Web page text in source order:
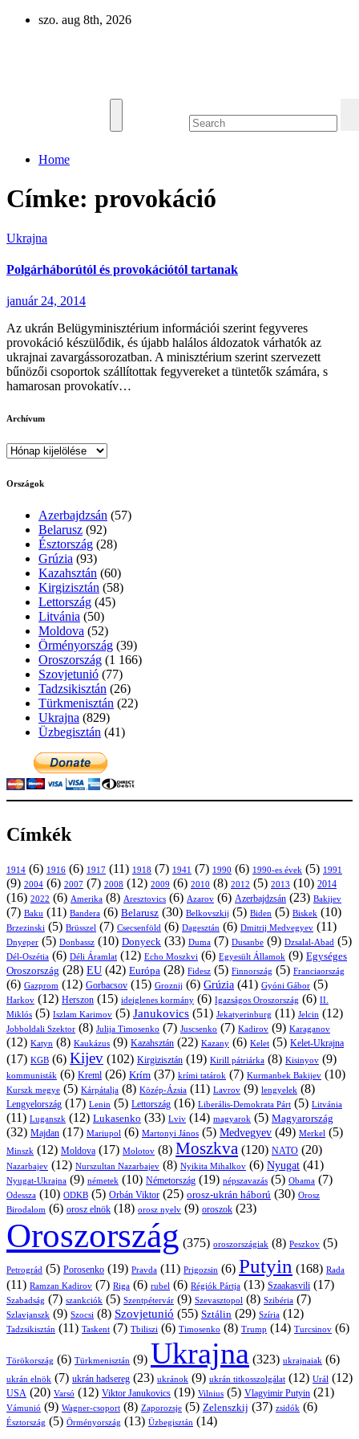
Skip
szo. aug 8th, 2026
Home
Címke: provokáció
Ukrajna
Polgárháborútól és provokációtól tartanak
január 24, 2014
Az ukrán Belügyminisztérium információi szerint fegyveres
provokáció készülődik, és újabb halálos áldozatok várhatók az
ukrajnai zavargássorozatban. A minisztérium szerint szervezett
bűnözői csoportok szállítottak fegyvereket a tüntetők számára, s
hamarosan provokatív…
Archívum
Archívum
Országok
Azerbajdzsán (57)
Belarusz (92)
Észtország (28)
Grúzia (93)
Kazahsztán (60)
Kirgizisztán (58)
Lettország (45)
Litvánia (50)
Moldova (52)
Örményország (39)
Oroszország (1 166)
Szovjetunió (77)
Tadzsikisztán (26)
Türkmenisztán (22)
Ukrajna (829)
Üzbegisztán (41)
Címkék
1914 (6) 1916 (6) 1917 (11) 1918 (7) 1941 (7) 1990 (6) 1990-es évek (5) 1991
(9) 2004 (6) 2007 (7) 2008 (12) 2009 (6) 2010 (8) 2012 (5) 2013 (10) 2014
(16) 2022 (6) Amerika (8) Aresztovics (6) Azarov (6) Azerbajdzsán (23) Bakijev
(7) Baku (11) Bandera (6) Belarusz (30) Belkovszkij (5) Biden (5) Biskek (10)
Brzezinski (5) Brüsszel (7) Csecsenföld (6) Dagesztán (6) Dmitrij Medvegyev (11)
Dnyeper (5) Donbassz (10) Donyeck (33) Duma (7) Dusanbe (9) Dzsalal-Abad (5)
Dél-Oszétia (6) Déli Áramlat (12) Echo Moszkvi (6) Egyesült Államok (9) Egységes
Oroszország (28) EU (42) Európa (28) Fidesz (5) Finnország (5) Franciaország
(6) Gazprom (12) Gorbacsov (15) Groznij (6) Grúzia (41) Gyóni Gábor (5)
Harkov (12) Herszon (15) ideiglenes kormány (6) Igazságos Oroszország (6) II.
Miklós (5) Iszlam Karimov (5) Janukovics (51) Jekatyerinburg (11) Jelcin (12)
Jobboldali Szektor (8) Julija Timosenko (7) Juscsenko (7) Kadirov (9) Karaganov
(12) Katyn (8) Kaukázus (9) Kazahsztán (22) Kazany (6) Kelet (5) Kelet-Ukrajna
(17) KGB (6) Kijev (102) Kirgizisztán (19) Kirill pátriárka (8) Kisinyov (9)
kommunisták (6) Kreml (26) Krím (37) krími tatárok (7) Kurmanbek Bakijev (10)
Kurszk megye (5) Kárpátalja (8) Közép-Ázsia (11) Lavrov (9) lengyelek (8)
Lengyelország (17) Lenin (5) Lettország (16) Liberális-Demokrata Párt (5) Litvánia
(11) Luganszk (12) Lukasenko (33) Lviv (14) magyarok (5) Magyarország
(32) Majdan (17) Mariupol (6) Martonyi János (5) Medvegyev (49) Merkel (5)
Minszk (12) Moldova (17) Molotov (8) Moszkva (120) NATO (20)
Nazarbajev (12) Nurszultan Nazarbajev (8) Nyikita Mihalkov (6) Nyugat (41)
Nyugat-Ukrajna (9) németek (10) Németország (19) népszavazás (5) Obama (7)
Odessza (10) ODKB (5) Orbán Viktor (25) orosz-ukrán háború (30) Orosz
Birodalom (6) orosz elnök (18) orosz nyelv (9) oroszok (23)
Oroszország (375) oroszországiak (8) Peszkov (5)
Petrográd (5) Porosenko (19) Pravda (11) Prigozsin (6) Putyin (168) Rada
(11) Ramzan Kadirov (7) Riga (6) rubel (6) Régiók Pártja (13) Szaakasvili (17)
Szabadság (7) szankciók (5) Szentpétervár (9) Szevasztopol (8) Szibéria (7)
Szlavjanszk (9) Szocsi (8) Szovjetunió (55) Sztálin (29) Szíria (12)
Tadzsikisztán (11) Taskent (7) Tbiliszi (6) Timosenko (8) Trump (14) Turcsinov (6)
Törökország (6) Türkmenisztán (9) Ukrajna (323) ukrajnaiak (6)
ukrán elnök (7) ukrán hadsereg (23) ukránok (9) ukrán titkosszolgálat (12) Urál (12)
USA (20) Varsó (12) Viktor Janukovics (19) Vilnius (5) Vlagyimir Putyin (21)
Vámunió (9) Wagner-csoport (8) Zaporozsje (5) Zelenszkij (37) zsidók (6)
Észtország (5) Örményország (13) Üzbegisztán (14)